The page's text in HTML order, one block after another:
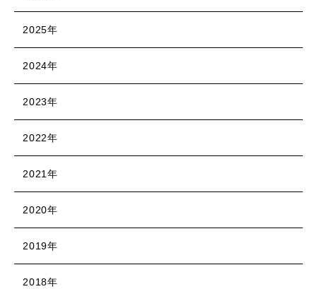
2025年
2024年
2023年
2022年
2021年
2020年
2019年
2018年